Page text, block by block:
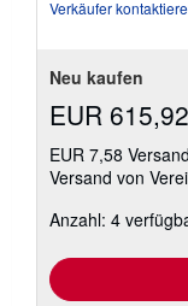
Verkäufer
Neu kaufen
EUR 615,92
EUR 7,58 Versand
Versand von
Anzahl: 4